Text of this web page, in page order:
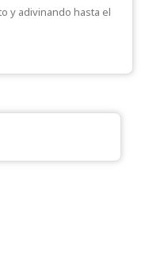
y adivinando hasta el